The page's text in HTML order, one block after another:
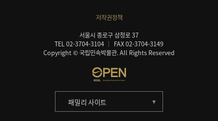
저작권정책
서울시 종로구 삼청로 37
TEL 02-3704-3104
FAX 02-3704-3149
Copyright © 국립민속박물관. All Rights Reserved
패밀리 사이트